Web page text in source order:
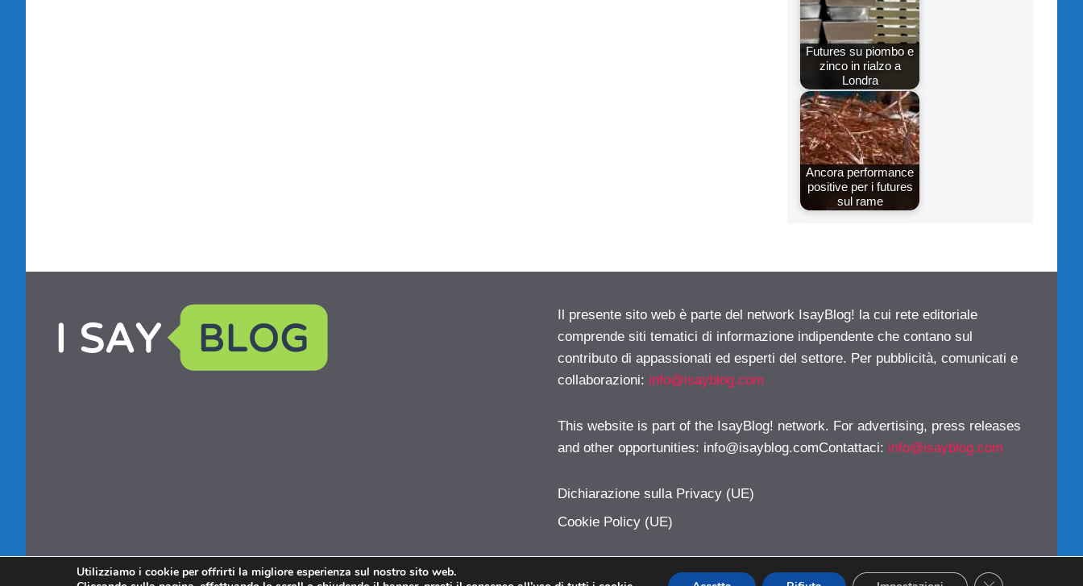
Futures su piombo e
zinco in rialzo a
Londra
Ancora performance
positive per i futures
sul rame
Il presente sito web è parte del network IsayBlog! la cui rete editoriale
comprende siti tematici di informazione indipendente che contano sul
contributo di appassionati ed esperti del settore. Per pubblicità, comunicati e
collaborazioni: info@isayblog.com
This website is part of the IsayBlog! network. For advertising, press releases
and other opportunities: info@isayblog.comContattaci: info@isayblog.com
Dichiarazione sulla Privacy (UE)
Cookie Policy (UE)
Utilizziamo i cookie per offrirti la migliore esperienza sul nostro sito web.
CLOSE GDPR